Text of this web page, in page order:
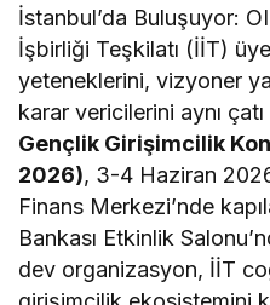
İstanbul’da Buluşuyor:
İşbirliği Teşkilatı (İİT)
yeteneklerini, vizyoner
karar vericilerini aynı
Gençlik Girişimcilik
2026), 3-4 Haziran
Finans Merkezi’nde
Bankası Etkinlik
dev organizasyon, İİT